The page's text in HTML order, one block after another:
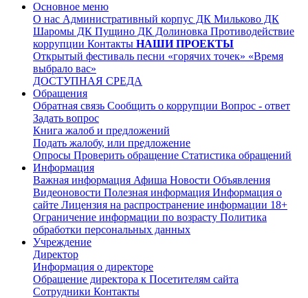
Основное меню
О нас Административный корпус ДК Мильково ДК
Шаромы ДК Пущино ДК Долиновка Противодействие
коррупции Контакты НАШИ ПРОЕКТЫ
Открытый фестиваль песни «горячих точек» «Время
выбрало вас»
ДОСТУПНАЯ СРЕДА
Обращения
Обратная связь Сообщить о коррупции Вопрос - ответ
Задать вопрос
Книга жалоб и предложений
Подать жалобу, или предложение
Опросы Проверить обращение Статистика обращений
Информация
Важная информация Афиша Новости Объявления
Видеоновости Полезная информация Информация о
сайте Лицензия на распространение информации 18+
Ограничение информации по возрасту Политика
обработки персональных данных
Учреждение
Директор
Информация о директоре
Обращение директора к Посетителям сайта
Сотрудники Контакты